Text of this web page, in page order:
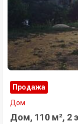
Продажа
Дом
Дом, 110 м², 2